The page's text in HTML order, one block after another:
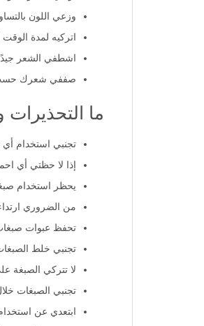
وزعي اللون
اتركيه لمدة
اشطفي الشعر جيدًا
صففي شعرك حسب
ما
تجنبي استخدام أي
إذا لا حظتي أي
يحظر استخدام
من الضروري
تحفظ عبوات
تجنبي خلط
لا تتركي الصبغة
تجنبي الصبغات
ابتعدي عن